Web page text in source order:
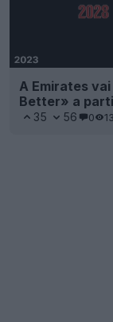
A Emirates
Better» a
35 56 0